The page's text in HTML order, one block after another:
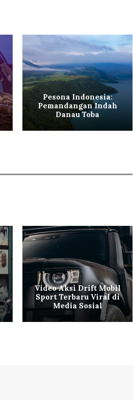
Pesona Indonesia:
Pemandangan Indah
Danau Toba
Video Aksi Drift Mobil
Sport Terbaru Viral di
Media Sosial